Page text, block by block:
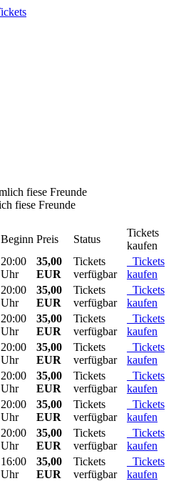
fiese Freunde
Beginn Preis Status
Tickets
kaufen
20:00
Uhr
35,00
EUR
Tickets
verfügbar
Tickets
kaufen
20:00
Uhr
35,00
EUR
Tickets
verfügbar
Tickets
kaufen
20:00
Uhr
35,00
EUR
Tickets
verfügbar
Tickets
kaufen
20:00
Uhr
35,00
EUR
Tickets
verfügbar
Tickets
kaufen
20:00
Uhr
35,00
EUR
Tickets
verfügbar
Tickets
kaufen
20:00
Uhr
35,00
EUR
Tickets
verfügbar
Tickets
kaufen
20:00
Uhr
35,00
EUR
Tickets
verfügbar
Tickets
kaufen
16:00
Uhr
35,00
EUR
Tickets
verfügbar
Tickets
kaufen